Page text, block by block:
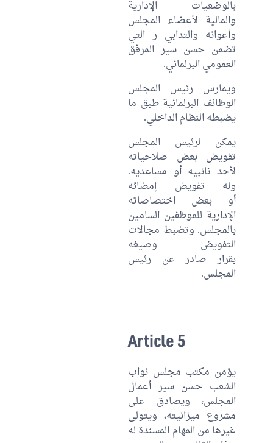
بالوضعيات الإدارية
والمالية لأعضاء المجلس
وأعوانه والتدابي ر التي
تضمن حسن سير المرفق
العمومي البرلماني.
ويمارس رئيس المجلس
الوظائف البرلمانية طبق ما
يضبطه النظام الداخلي.
يمكن لرئيس المجلس
تفويض بعض صلاحياته
لأحد نائبيه أو مساعديه.
وله تفويض إمضائه
أو بعض اختصاصاته
الإدارية للموظفين السامين
بالمجلس. وتضبط مجالات
التفويض وصيغه
بقرار صادر عن رئيس
المجلس.
Article 5
يؤمن مكتب مجلس نواب
الشعب حسن سير أعمال
المجلس، ويصادق على
مشروع ميزانيته، ويتولى
غيرها من المهام المسندة له